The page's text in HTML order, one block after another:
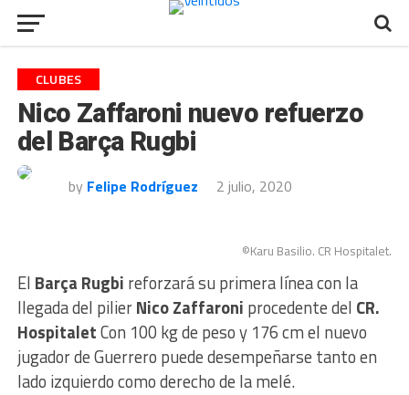
CLUBES
Nico Zaffaroni nuevo refuerzo
del Barça Rugbi
by Felipe Rodríguez 2 julio, 2020
©Karu Basilio. CR Hospitalet.
El Barça Rugbi reforzará su primera línea con la
llegada del pilierNico Zaffaroni procedente del CR.
HospitaletCon 100 kg de peso y 176 cm el nuevo
jugador de Guerrero puede desempeñarse tanto en
lado izquierdo como derecho de la melé.